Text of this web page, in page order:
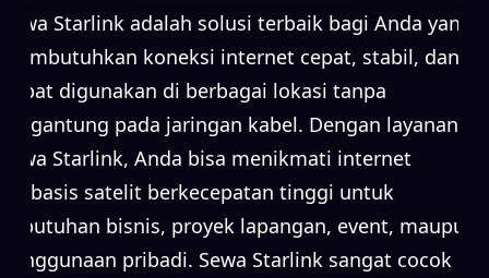
Sewa Starlink adalah solusi terbaik bagi Anda yang
membutuhkan koneksi internet cepat, stabil, dan
dapat digunakan di berbagai lokasi tanpa
bergantung pada jaringan kabel. Dengan layanan
sewa Starlink, Anda bisa menikmati internet
berbasis satelit berkecepatan tinggi untuk
kebutuhan bisnis, proyek lapangan, event, maupun
penggunaan pribadi. Sewa Starlink sangat cocok